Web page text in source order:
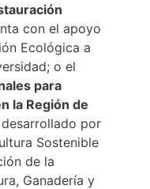
con el apoyo
Ecológica a
o el
para
la Región de
por
Sostenible
de la
Ganadería y